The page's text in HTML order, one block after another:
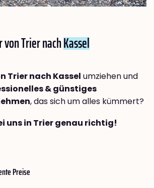
Trier nachKassel
Trier nach Kassel umziehen und
& günstiges
, das sich um alles kümmert?
uns in Trier genau richtig!
Preise